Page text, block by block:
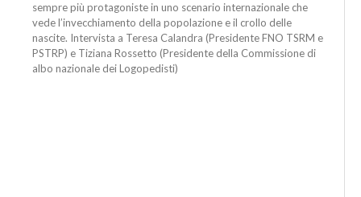
sempre più protagoniste in uno scenario internazionale che
vede l’invecchiamento della popolazione e il crollo delle
nascite. Intervista a Teresa Calandra (Presidente FNO TSRM e
PSTRP) e Tiziana Rossetto (Presidente della Commissione di
albo nazionale dei Logopedisti)